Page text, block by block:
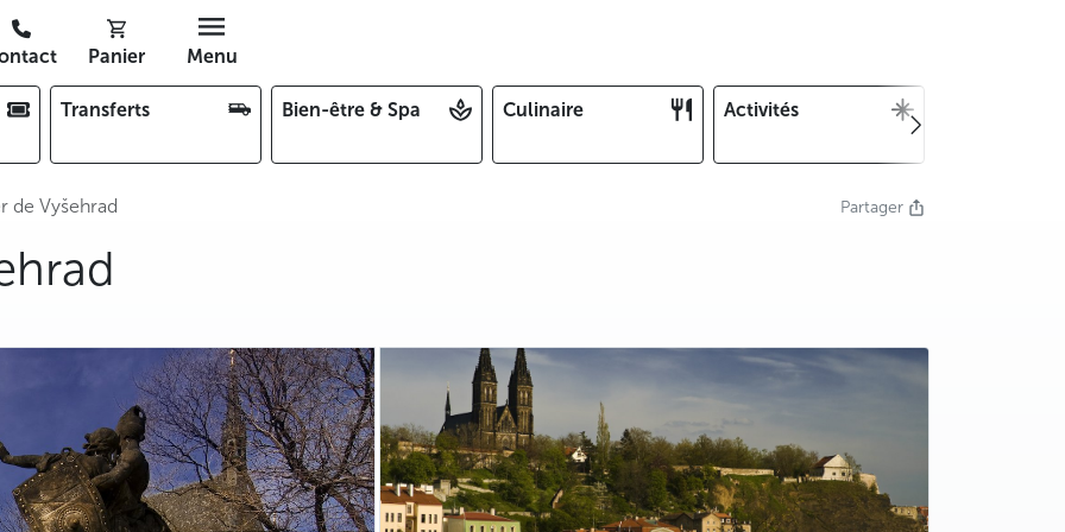
Panier Menu
Transferts Bien-être & Spa Culinaire Activités
de Vyšehrad Partager